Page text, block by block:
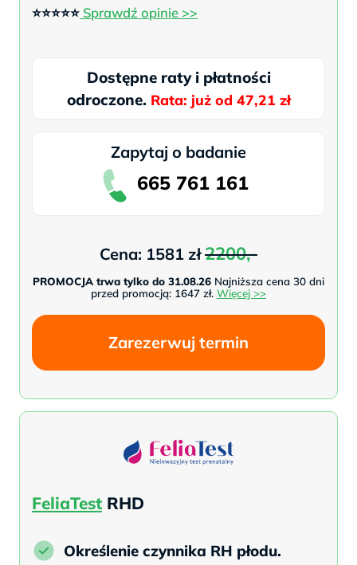
⭐⭐⭐⭐⭐ Sprawdź opinie >>
Dostępne raty i płatności
odroczone. Rata: już od 47,21 zł
Zapytaj o badanie
665 761 161
Cena: 1581 zł2200,-
PROMOCJA trwa tylko do 31.08.26 Najniższa cena 30 dni
przed promocją: 1647 zł. Więcej >>
Zarezerwuj termin
FeliaTest RHD
Określenie czynnika RH płodu.